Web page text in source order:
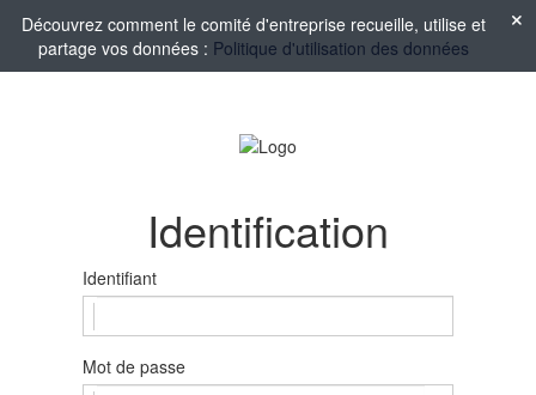
Découvrez comment le comité d'entreprise recueille, utilise et
partage vos données : Politique d'utilisation des données
Identification
Identifiant
Mot de passe